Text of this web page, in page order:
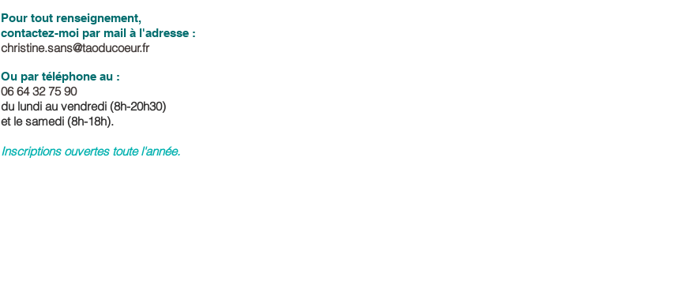
Pour tout renseignement,
contactez-moi par mail à l'adresse :
christine.sans@taoducoeur.fr
Ou par téléphone au :
06 64 32 75 90
du lundi au vendredi (8h-20h30)
et le samedi (8h-18h).
Inscriptions ouvertes toute l'année.